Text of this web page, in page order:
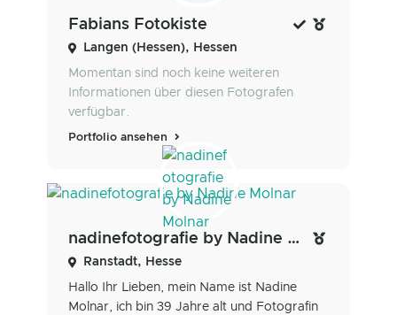
Fabians Fotokiste
Langen (Hessen), Hessen
Momentan sind noch keine weiteren
Informationen über diesen Fotografen
verfügbar.
Portfolio ansehen
nadinefotografie by Nadine Molnar
Ranstadt, Hesse
Hallo Ihr Lieben, mein Name ist Nadine
Molnar, ich bin 39 Jahre alt und Fotografin